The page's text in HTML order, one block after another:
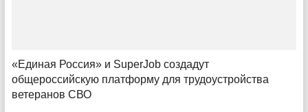
С традициями в будущее
40 лет ТПП Саратовской области — центр
компетенций и надёжный партнёр бизнеса
«Единая Россия» и SuperJob создадут
общероссийскую платформу для трудоустройства
ветеранов СВО